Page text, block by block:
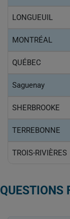
LONGUEUIL
MONTRÉAL
QUÉBEC
Saguenay
SHERBROOKE
TERREBONNE
TROIS-RIVIÈRES
QUESTIONS